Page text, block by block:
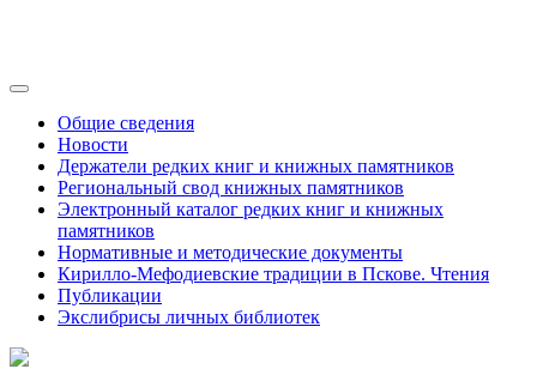
Общие сведения
Новости
Держатели редких книг и книжных памятников
Региональный свод книжных памятников
Электронный каталог редких книг и книжных
памятников
Нормативные и методические документы
Кирилло-Мефодиевские традиции в Пскове. Чтения
Публикации
Экслибрисы личных библиотек